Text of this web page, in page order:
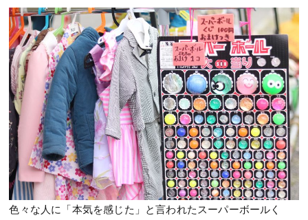
色々な人に「本気を感じた」と言われたスーパーボールく